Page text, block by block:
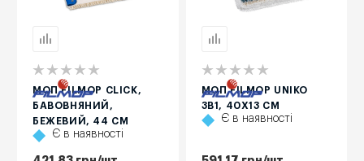
МОП FILMOP CLICK,
БАВОВНЯНИЙ,
БЕЖЕВИЙ, 44 СМ
Є в наявності
МОП FILMOP UNIKO
3В1, 40Х13 СМ
Є в наявності